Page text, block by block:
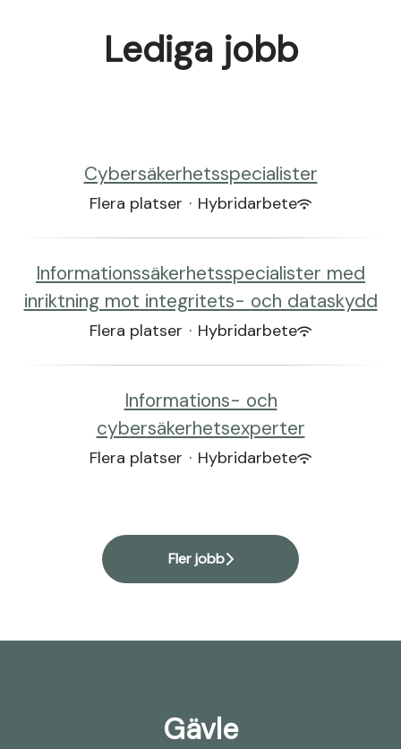
Lediga jobb
Cybersäkerhetsspecialister
Flera platser · Hybridarbete
Informationssäkerhetsspecialister med
inriktning mot integritets- och dataskydd
Flera platser · Hybridarbete
Informations- och
cybersäkerhetsexperter
Flera platser · Hybridarbete
Fler jobb
Gävle